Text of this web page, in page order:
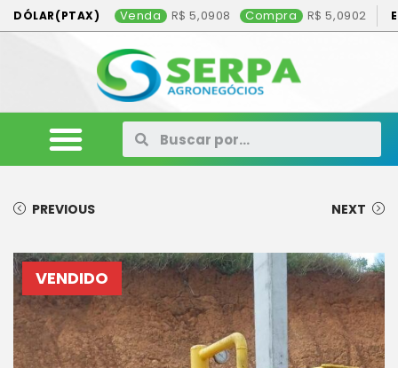
DÓLAR(PTAX) Venda 5,0908 Compra 5,0902
PREVIOUS NEXT
VENDIDO